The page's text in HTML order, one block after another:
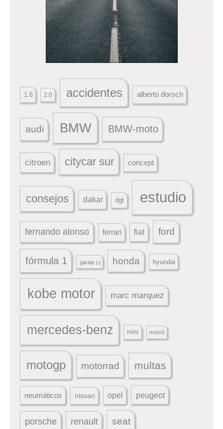
1.6 2.0 accidentes alberto dorsch
audi BMW BMW-moto
citroen citycar sur concept
consejos dakar dgt estudio
fernando alonso ferrari fiat ford
fórmula 1 garaje j-j honda hyundai
kobe motor marc marquez
mercedes-benz mini moto3
motogp motorrad multas
neumáticos nissan opel peugeot
porsche renault seat